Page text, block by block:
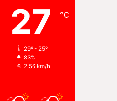
27 ℃
29º - 25º
83%
2.56 km/h